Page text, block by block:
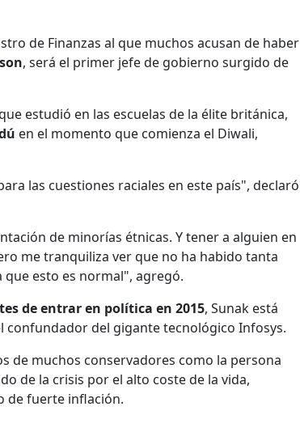
de Finanzas al que muchos acusan de haber
, será el primer jefe de gobierno surgido de
estudió en las escuelas de la élite británica,
en el momento que comienza el Diwali,
las cuestiones raciales en este país", declaró
de minorías étnicas. Y tener a alguien en
me tranquiliza ver que no ha habido tanta
esto es normal", agregó.
de entrar en política en 2015, Sunak está
confundador del gigante tecnológico Infosys.
de muchos conservadores como la persona
de la crisis por el alto coste de la vida,
de fuerte inflación.